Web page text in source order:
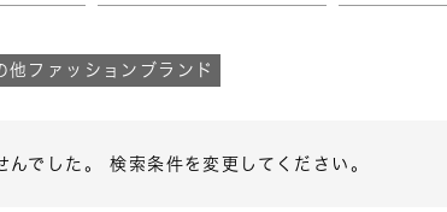
他ファッションブランド
でした。 検索条件を変更してください。